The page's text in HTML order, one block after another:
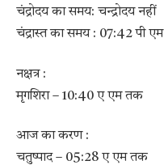
चंद्रोदय का समय: चन्द्रोदय नहीं
चंद्रास्त का समय : 07:42 पी एम
नक्षत्र :
मृगशिरा – 10:40 ए एम तक
आज का करण :
चतुष्पाद – 05:28 ए एम तक